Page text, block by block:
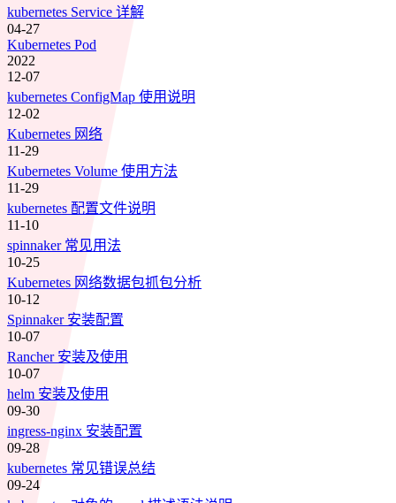
kubernetes Service 详解
04-27
Kubernetes Pod
2022
12-07
kubernetes ConfigMap 使用说明
12-02
Kubernetes 网络
11-29
Kubernetes Volume 使用方法
11-29
kubernetes 配置文件说明
11-10
spinnaker 常见用法
10-25
Kubernetes 网络数据包抓包分析
10-12
Spinnaker 安装配置
10-07
Rancher 安装及使用
10-07
helm 安装及使用
09-30
ingress-nginx 安装配置
09-28
kubernetes 常见错误总结
09-24